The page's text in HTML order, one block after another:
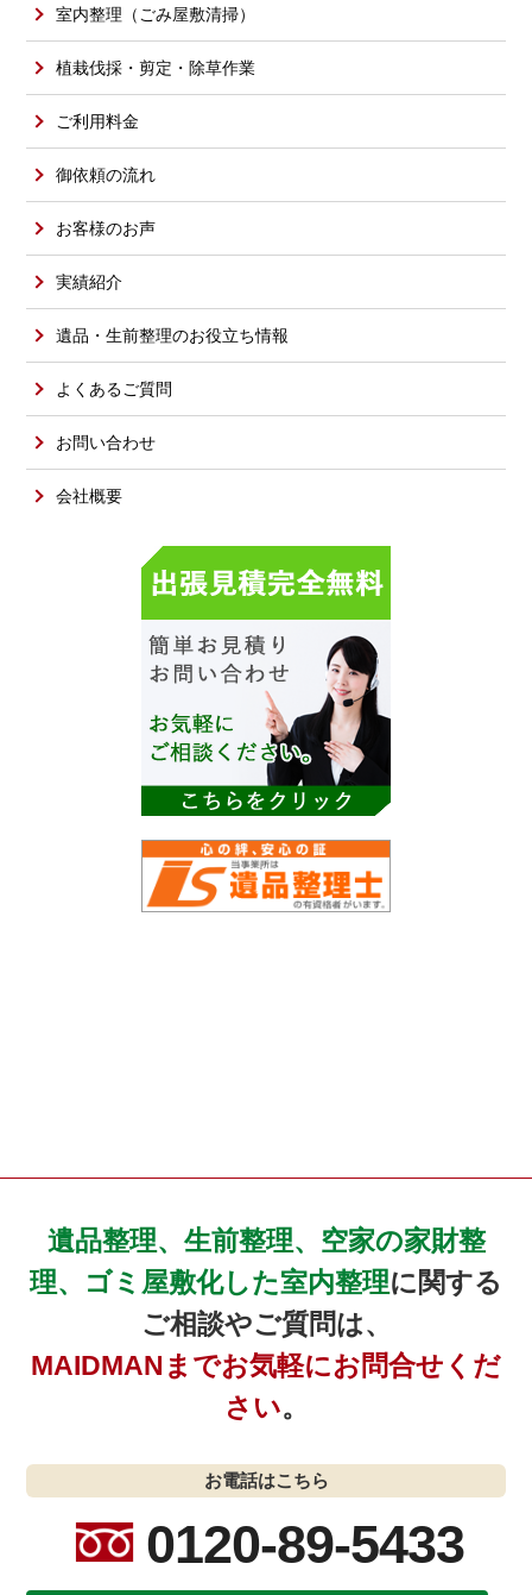
室内整理（ごみ屋敷清掃）
植栽伐採・剪定・除草作業
ご利用料金
御依頼の流れ
お客様のお声
実績紹介
遺品・生前整理のお役立ち情報
よくあるご質問
お問い合わせ
会社概要
遺品整理、生前整理、空家の家財整
理、ゴミ屋敷化した室内整理に関する
ご相談やご質問は、
MAIDMANまでお気軽にお問合せくだ
さい。
お電話はこちら
0120-89-5433